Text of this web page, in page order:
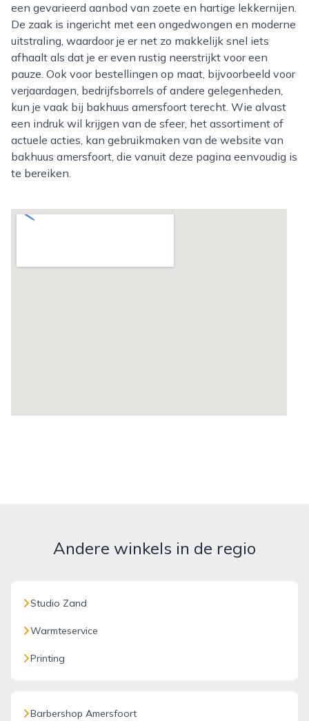
een gevarieerd aanbod van zoete en hartige lekkernijen.
De zaak is ingericht met een ongedwongen en moderne
uitstraling, waardoor je er net zo makkelijk snel iets
afhaalt als dat je er even rustig neerstrijkt voor een
pauze. Ook voor bestellingen op maat, bijvoorbeeld voor
verjaardagen, bedrijfsborrels of andere gelegenheden,
kun je vaak bij bakhuus amersfoort terecht. Wie alvast
een indruk wil krijgen van de sfeer, het assortiment of
actuele acties, kan gebruikmaken van de website van
bakhuus amersfoort, die vanuit deze pagina eenvoudig is
te bereiken.
Andere winkels in de regio
Studio Zand
Warmteservice
Printing
Barbershop Amersfoort